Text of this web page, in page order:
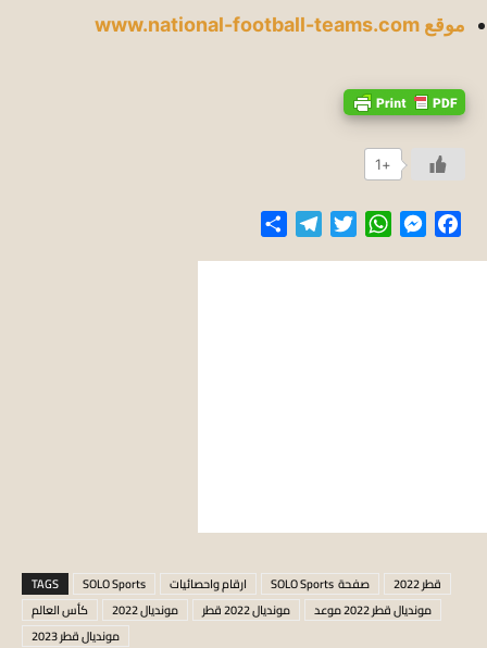
موقع www.national-football-teams.com
+1
Facebook
Messenger
WhatsApp
Twitter
Telegram
TAGS SOLO Sports ارقام واحصائيات صفحة SOLO Sports
قطر 2022
كأس العالم
مونديال 2022 مونديال 2022 قطر
مونديال قطر 2022 موعد
مونديال قطر 2023